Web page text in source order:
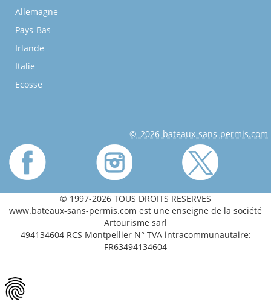
Allemagne
Pays-Bas
Irlande
Italie
Ecosse
© 2026 bateaux-sans-permis.com
© 1997-2026 TOUS DROITS RESERVES
www.bateaux-sans-permis.com est une enseigne de la société
Artourisme sarl
494134604 RCS Montpellier N° TVA intracommunautaire:
FR63494134604